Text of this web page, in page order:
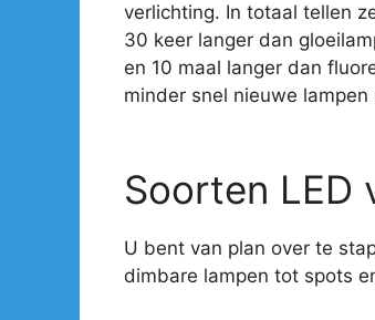
verlichting. In totaal tellen
30 keer langer dan
en 10 maal langer dan
minder snel nieuwe
Soorten LED
U bent van plan over te
dimbare lampen tot spots